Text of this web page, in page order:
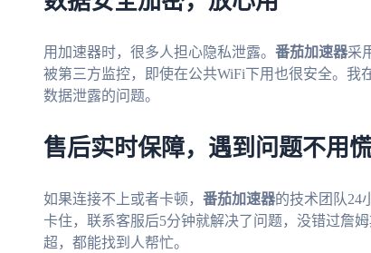
用加速器时，很多人担心隐私泄露。 番茄加速器采
被第三方监控，即使在公共WiFi下用也很安全。我
数据泄露的问题。
售后实时保障，遇到问题不用
如果连接不上或者卡顿， 番茄加速器的技术团队24
卡住，联系客服后5分钟就解决了问题，没错过詹
超，都能找到人帮忙。